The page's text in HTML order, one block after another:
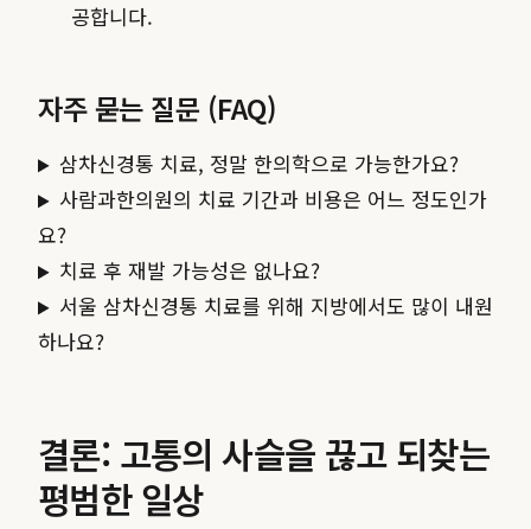
공합니다.
자주 묻는 질문 (FAQ)
삼차신경통 치료, 정말 한의학으로 가능한가요?
사람과한의원의 치료 기간과 비용은 어느 정도인가
요?
치료 후 재발 가능성은 없나요?
서울 삼차신경통 치료를 위해 지방에서도 많이 내원
하나요?
결론: 고통의 사슬을 끊고 되찾는
평범한 일상